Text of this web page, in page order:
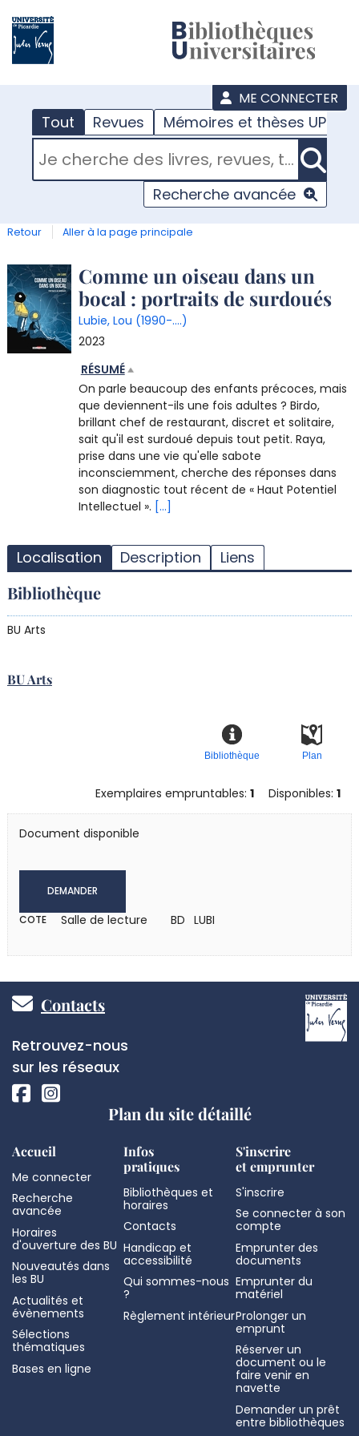
ME CONNECTER
Tout Revues Mémoires et thèses UPJV
RECHERCHER DANS "TOUT"
Recherche avancée
Retour Aller à la page principale
Détail
document
Comme un oiseau dans un
bocal : portraits de surdoués
Lubie, Lou (1990-....)
2023
RÉSUMÉ
On parle beaucoup des enfants précoces, mais
que deviennent-ils une fois adultes ? Birdo,
brillant chef de restaurant, discret et solitaire,
sait qu'il est surdoué depuis tout petit. Raya,
prise dans une vie qu'elle sabote
inconsciemment, cherche des réponses dans
son diagnostic tout récent de « Haut Potentiel
Intellectuel ». [...]
Localisation Description Liens
Bibliothèque
BU Arts
BU Arts
Plan
Bibliothèque
Exemplaires empruntables:1 Disponibles:1
Document disponible
DEMANDER
COTE Salle de lecture BD LUBI
Pied
de
page
Contacts
Réseaux
sociaux
Retrouvez-nous
sur les réseaux
Plan du site détaillé
Accueil
Me connecter
Recherche
avancée
Horaires
d'ouverture des BU
Nouveautés dans
les BU
Actualités et
évènements
Sélections
thématiques
Bases en ligne
Infos
pratiques
Bibliothèques et
horaires
Contacts
Handicap et
accessibilité
Qui sommes-nous
?
Règlement intérieur
S'inscrire
et emprunter
S'inscrire
Se connecter à son
compte
Emprunter des
documents
Emprunter du
matériel
Prolonger un
emprunt
Réserver un
document ou le
faire venir en
navette
Demander un prêt
entre bibliothèques